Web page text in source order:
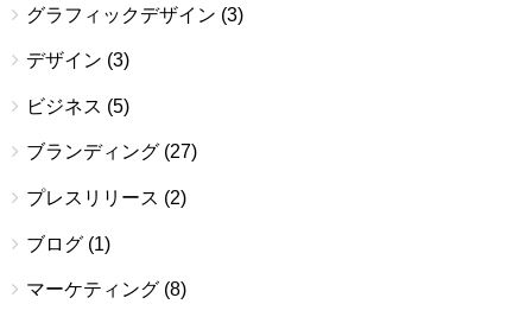
グラフィックデザイン (3)
デザイン (3)
ビジネス (5)
ブランディング (27)
プレスリリース (2)
ブログ (1)
マーケティング (8)